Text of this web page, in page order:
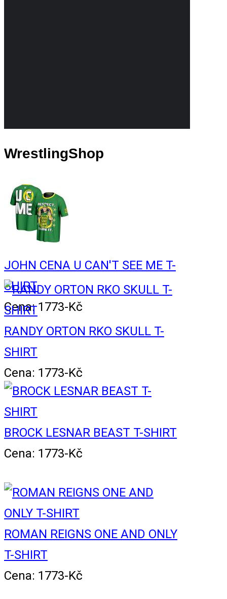
WrestlingShop
JOHN CENA U CAN'T SEE ME T-
SHIRT
Cena: 1773-Kč
RANDY ORTON RKO SKULL T-
SHIRT
Cena: 1773-Kč
BROCK LESNAR BEAST T-SHIRT
Cena: 1773-Kč
ROMAN REIGNS ONE AND ONLY
T-SHIRT
Cena: 1773-Kč